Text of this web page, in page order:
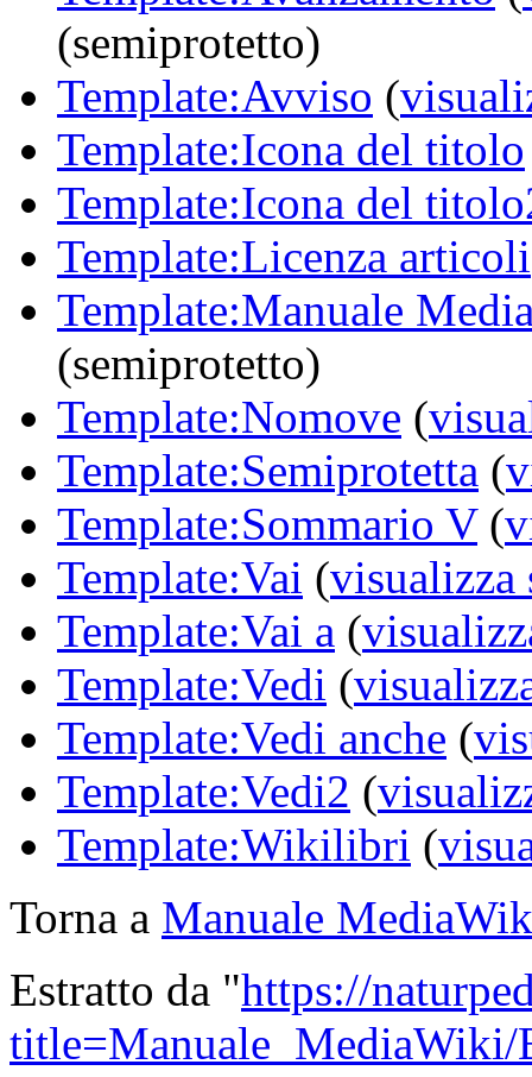
(semiprotetto)
Template:Avviso (
Template:Icona del titolo
Template:Icona del
Template:Licenza articoli
Template:Manuale
(semiprotetto)
Template:Nomove (
Template:Semiprotetta (
Template:Sommario V(
Template:Vai (visualizza
Template:Vai a (
Template:Vedi (
Template:Vedi anche (
Template:Vedi2 (
Template:Wikilibri (
Torna a Manuale
Estratto da "https://
title=Manuale_MediaWiki/